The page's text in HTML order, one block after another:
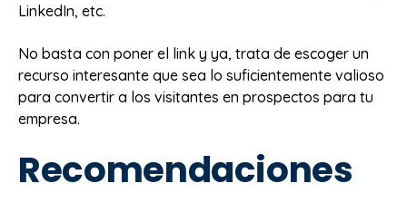
LinkedIn, etc.
No basta con poner el link y ya, trata de escoger un
recurso interesante que sea lo suficientemente valioso
para convertir a los visitantes en prospectos para tu
empresa.
Recomendaciones